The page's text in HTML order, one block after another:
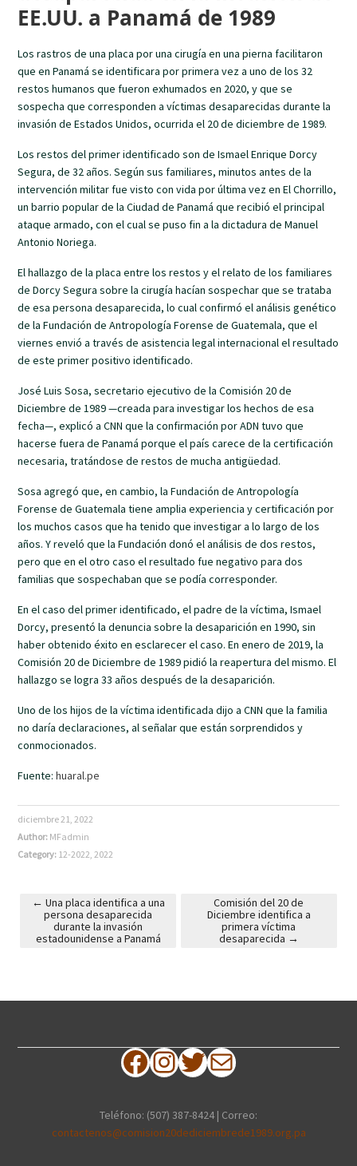
EE.UU. a Panamá de 1989
Los rastros de una placa por una cirugía en una pierna facilitaron
que en Panamá se identificara por primera vez a uno de los 32
restos humanos que fueron exhumados en 2020, y que se
sospecha que corresponden a víctimas desaparecidas durante la
invasión de Estados Unidos, ocurrida el 20 de diciembre de 1989.
Los restos del primer identificado son de Ismael Enrique Dorcy
Segura, de 32 años. Según sus familiares, minutos antes de la
intervención militar fue visto con vida por última vez en El Chorrillo,
un barrio popular de la Ciudad de Panamá que recibió el principal
ataque armado, con el cual se puso fin a la dictadura de Manuel
Antonio Noriega.
El hallazgo de la placa entre los restos y el relato de los familiares
de Dorcy Segura sobre la cirugía hacían sospechar que se trataba
de esa persona desaparecida, lo cual confirmó el análisis genético
de la Fundación de Antropología Forense de Guatemala, que el
viernes envió a través de asistencia legal internacional el resultado
de este primer positivo identificado.
José Luis Sosa, secretario ejecutivo de la Comisión 20 de
Diciembre de 1989 —creada para investigar los hechos de esa
fecha—, explicó a CNN que la confirmación por ADN tuvo que
hacerse fuera de Panamá porque el país carece de la certificación
necesaria, tratándose de restos de mucha antigüedad.
Sosa agregó que, en cambio, la Fundación de Antropología
Forense de Guatemala tiene amplia experiencia y certificación por
los muchos casos que ha tenido que investigar a lo largo de los
años. Y reveló que la Fundación donó el análisis de dos restos,
pero que en el otro caso el resultado fue negativo para dos
familias que sospechaban que se podía corresponder.
En el caso del primer identificado, el padre de la víctima, Ismael
Dorcy, presentó la denuncia sobre la desaparición en 1990, sin
haber obtenido éxito en esclarecer el caso. En enero de 2019, la
Comisión 20 de Diciembre de 1989 pidió la reapertura del mismo. El
hallazgo se logra 33 años después de la desaparición.
Uno de los hijos de la víctima identificada dijo a CNN que la familia
no daría declaraciones, al señalar que están sorprendidos y
conmocionados.
Fuente:huaral.pe
diciembre 21, 2022
Author: MFadmin
Category: 12-2022 ,2022
Post navigation
← Una placa identifica a una
persona desaparecida
durante la invasión
estadounidense a Panamá
Comisión del 20 de
Diciembre identifica a
primera víctima
desaparecida →
Facebook
Instagram
Twitter
Correo electrónico
Teléfono: (507) 387-8424 | Correo:
contactenos@comision20dediciembrede1989.org.pa